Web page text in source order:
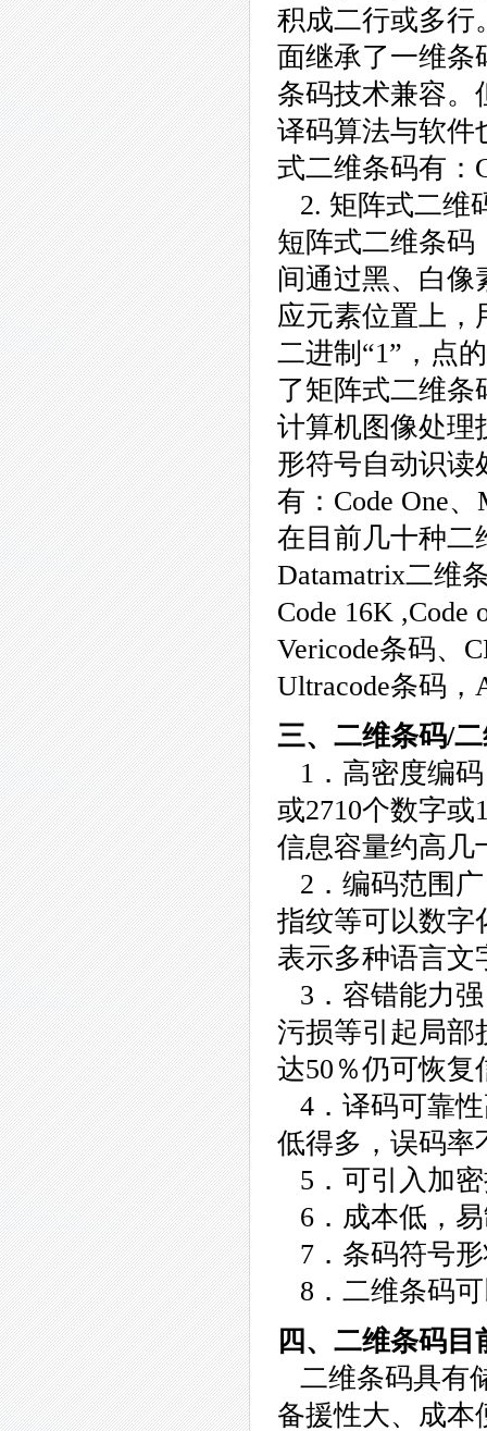
积成二行或多行
面继承了一维条
条码技术兼容。
译码算法与软件
式二维条码有：
2. 矩阵式二维
短阵式二维条码
间通过黑、白像
应元素位置上，
二进制“1”，点
了矩阵式二维条
计算机图像处理
形符号自动识读
有：Code One
在目前几十种二
Datamatrix二维
Code 16K
Vericode条码、
Ultracode条码，
三、二维条码/
1．高密度编
或2710个数字
信息容量约高几
2．编码范围
指纹等可以数字
表示多种语言文
3．容错能力
污损等引起局部
达50％仍可恢
4．译码可靠
低得多，误码
5．可引入加
6．成本低，
7．条码符号
8．二维条码
四、二维条码目
二维条码具有
备援性大、成本